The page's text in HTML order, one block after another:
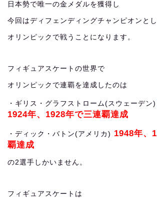
日本勢で唯一の金メダルを獲得し
今回はディフェンディングチャンピオンと
オリンピックで戦うことになります。
フィギュアスケートの世界で
オリンピックで連覇を達成したのは
・ギリス・グラフストローム(スウェーデン)
1924年、1928年で三連覇達成
・ディック・バトン(アメリカ) 1948年、
覇達成
の2選手しかいません。
フィギュアスケートは